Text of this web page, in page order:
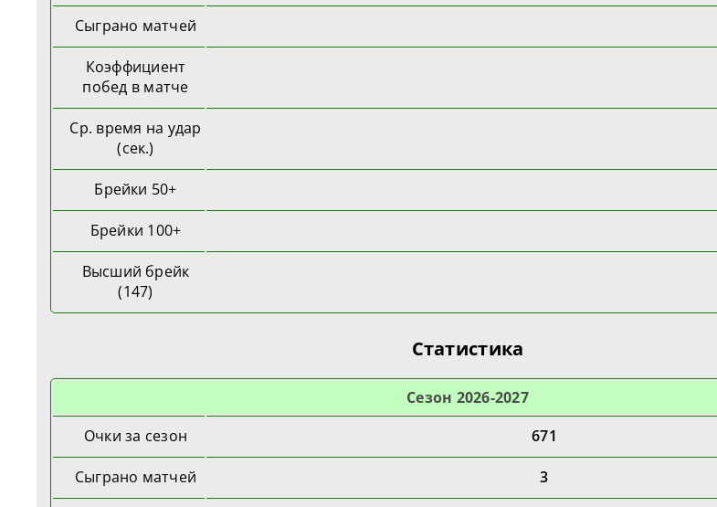
Сыграно матчей
Коэффициент
побед в матче
Ср. время на удар
(сек.)
Брейки 50+
Брейки 100+
Высший брейк
(147)
Статистика
Cезон 2026-2027
Очки за сезон
671
Сыграно матчей 3